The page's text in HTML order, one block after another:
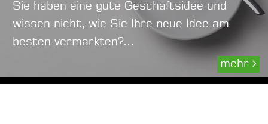
Sie haben eine gute Geschäftsidee und
wissen nicht, wie Sie Ihre neue Idee am
besten vermarkten?...
mehr